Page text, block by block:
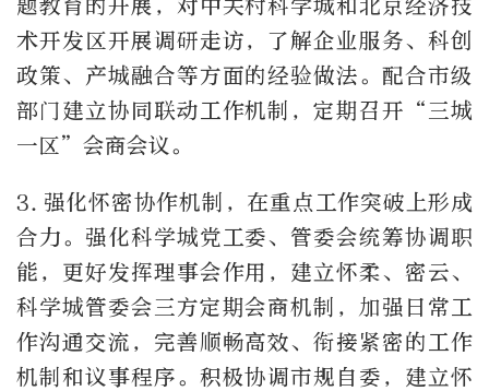
题教育的开展，对中关村科学城和北京经济技
术开发区开展调研走访，了解企业服务、科创
政策、产城融合等方面的经验做法。配合市级
部门建立协同联动工作机制，定期召开“三城
一区”会商会议。
3. 强化怀密协作机制，在重点工作突破上形成
合力。强化科学城党工委、管委会统筹协调职
能，更好发挥理事会作用，建立怀柔、密云、
科学城管委会三方定期会商机制，加强日常工
作沟通交流，完善顺畅高效、衔接紧密的工作
机制和议事程序。积极协调市规自委，建立怀